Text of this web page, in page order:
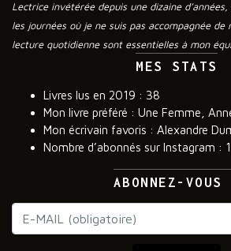
Lectrice invétérée depuis une dizaine
les journées où je ne suis pas accompagnée
lecture quotidienne sont essentielles à mon
MES STATS
Livres lus en 2019 : 38
Mon livre préféré : Une Femme,
Mon écrivain favoris : Alexandre
Nombre d’abonnés sur Instagram :
ABONNEZ-VOUS